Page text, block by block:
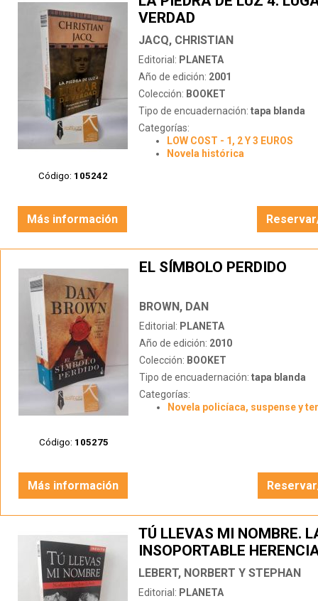
Código: 105242
VERDAD
JACQ, CHRISTIAN
Editorial: PLANETA
Año de edición: 2001
Colección: BOOKET
Tipo de encuadernación: tapa blanda
Categorías:
LOW COST - 1, 2 Y 3 EUROS
Novela histórica
Más información
Código: 105275
EL SÍMBOLO PERDIDO
BROWN, DAN
Editorial: PLANETA
Año de edición: 2010
Colección: BOOKET
Tipo de encuadernación: tapa blanda
Categorías:
Novela policíaca, suspense y
Más información
TÚ LLEVAS MI NOMBRE.
INSOPORTABLE
HIJOS DE LOS
LEBERT, NORBERT Y STEPHAN
Editorial: PLANETA